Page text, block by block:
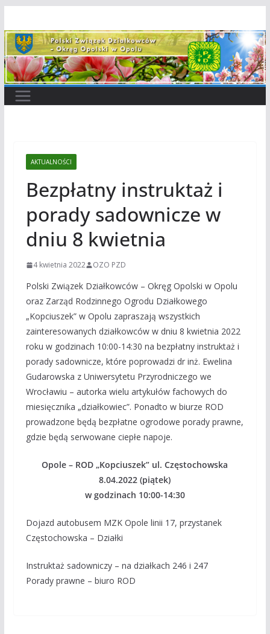
do
treści
AKTUALNOŚCI
Bezpłatny instruktaż i
porady sadownicze w
dniu 8 kwietnia
4 kwietnia 2022 OZO PZD
Polski Związek Działkowców – Okręg Opolski w Opolu
oraz Zarząd Rodzinnego Ogrodu Działkowego
„Kopciuszek” w Opolu zapraszają wszystkich
zainteresowanych działkowców w dniu 8 kwietnia 2022
roku w godzinach 10:00-14:30 na bezpłatny instruktaż i
porady sadownicze, które poprowadzi dr inż. Ewelina
Gudarowska z Uniwersytetu Przyrodniczego we
Wrocławiu – autorka wielu artykułów fachowych do
miesięcznika „działkowiec”. Ponadto w biurze ROD
prowadzone będą bezpłatne ogrodowe porady prawne,
gdzie będą serwowane ciepłe napoje.
Opole – ROD „Kopciuszek” ul. Częstochowska
8.04.2022 (piątek)
w godzinach 10:00-14:30
Dojazd autobusem MZK Opole linii 17, przystanek
Częstochowska – Działki
Instruktaż sadowniczy – na działkach 246 i 247
Porady prawne – biuro ROD